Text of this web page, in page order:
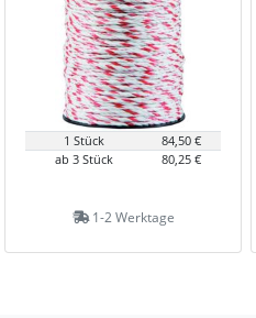
1 Stück
84,50 €
ab 3 Stück
80,25 €
1-2 Werktage